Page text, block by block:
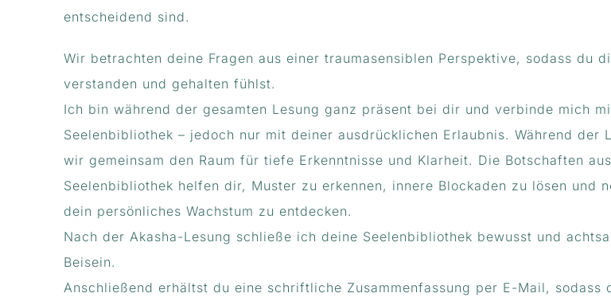
entscheidend sind.
Wir betrachten deine Fragen aus einer traumasensiblen Perspektive, sodass du
verstanden und gehalten fühlst.
Ich bin während der gesamten Lesung ganz präsent bei dir und verbinde mich
Seelenbibliothek – jedoch nur mit deiner ausdrücklichen Erlaubnis. Während der
wir gemeinsam den Raum für tiefe Erkenntnisse und Klarheit. Die Botschaften
Seelenbibliothek helfen dir, Muster zu erkennen, innere Blockaden zu lösen und
dein persönliches Wachstum zu entdecken.
Nach der Akasha-Lesung schließe ich deine Seelenbibliothek bewusst und
Beisein.
Anschließend erhältst du eine schriftliche Zusammenfassung per E-Mail, sodass